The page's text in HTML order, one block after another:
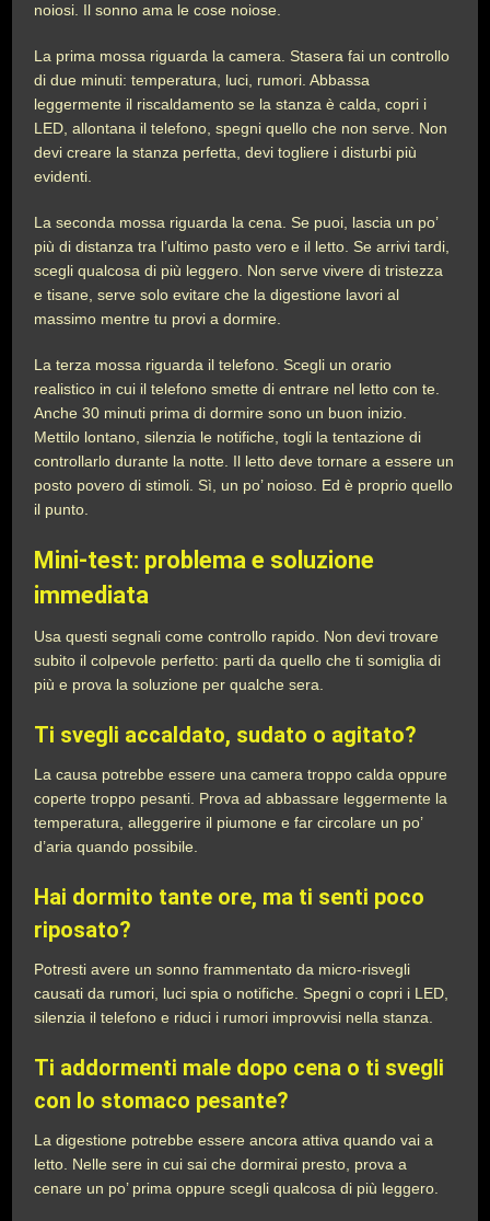
noiosi. Il sonno ama le cose noiose.
La prima mossa riguarda la camera. Stasera fai un controllo
di due minuti: temperatura, luci, rumori. Abbassa
leggermente il riscaldamento se la stanza è calda, copri i
LED, allontana il telefono, spegni quello che non serve. Non
devi creare la stanza perfetta, devi togliere i disturbi più
evidenti.
La seconda mossa riguarda la cena. Se puoi, lascia un po’
più di distanza tra l’ultimo pasto vero e il letto. Se arrivi tardi,
scegli qualcosa di più leggero. Non serve vivere di tristezza
e tisane, serve solo evitare che la digestione lavori al
massimo mentre tu provi a dormire.
La terza mossa riguarda il telefono. Scegli un orario
realistico in cui il telefono smette di entrare nel letto con te.
Anche 30 minuti prima di dormire sono un buon inizio.
Mettilo lontano, silenzia le notifiche, togli la tentazione di
controllarlo durante la notte. Il letto deve tornare a essere un
posto povero di stimoli. Sì, un po’ noioso. Ed è proprio quello
il punto.
Mini-test: problema e soluzione
immediata
Usa questi segnali come controllo rapido. Non devi trovare
subito il colpevole perfetto: parti da quello che ti somiglia di
più e prova la soluzione per qualche sera.
Ti svegli accaldato, sudato o agitato?
La causa potrebbe essere una camera troppo calda oppure
coperte troppo pesanti. Prova ad abbassare leggermente la
temperatura, alleggerire il piumone e far circolare un po’
d’aria quando possibile.
Hai dormito tante ore, ma ti senti poco
riposato?
Potresti avere un sonno frammentato da micro-risvegli
causati da rumori, luci spia o notifiche. Spegni o copri i LED,
silenzia il telefono e riduci i rumori improvvisi nella stanza.
Ti addormenti male dopo cena o ti svegli
con lo stomaco pesante?
La digestione potrebbe essere ancora attiva quando vai a
letto. Nelle sere in cui sai che dormirai presto, prova a
cenare un po’ prima oppure scegli qualcosa di più leggero.